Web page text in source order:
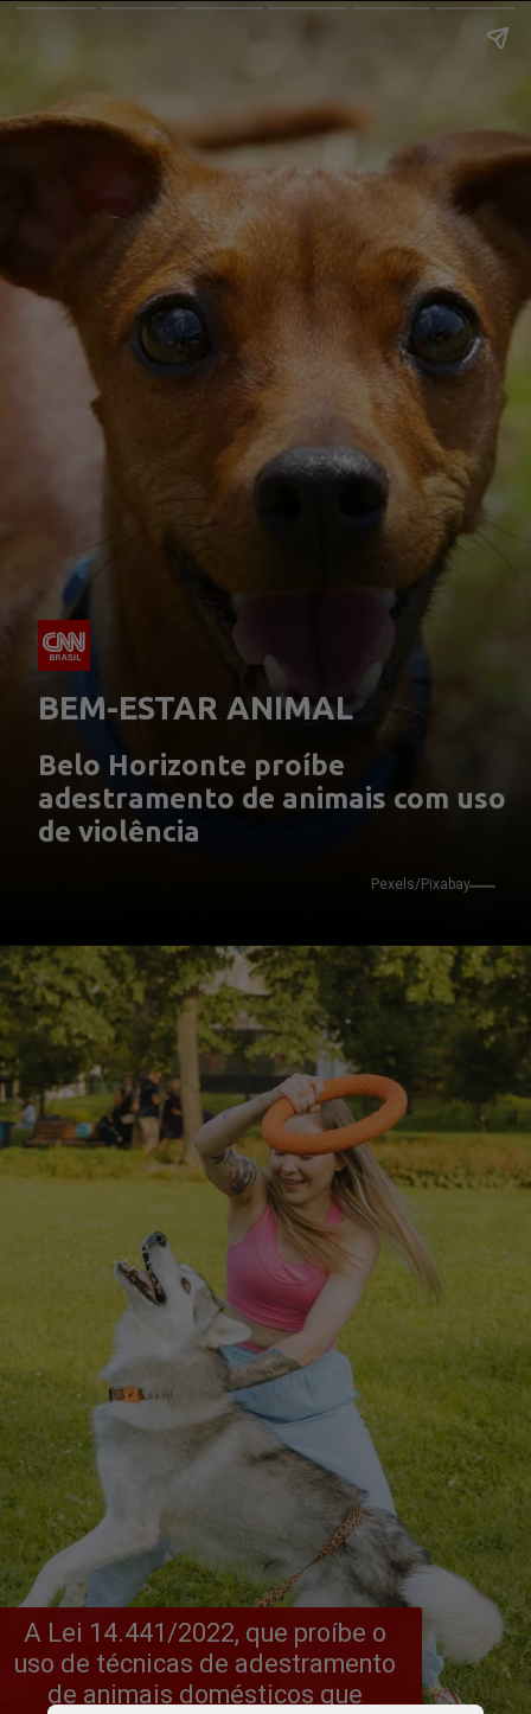
BEM-ESTAR ANIMAL
Pexels/Pixabay
Belo Horizonte proíbe
adestramento de animais com uso
de violência
A Lei 14.441/2022, que proíbe o
uso de técnicas de adestramento
de animais domésticos que